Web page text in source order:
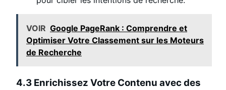
VOIR Google PageRank : Comprendre et
Optimiser Votre Classement sur les Moteurs
de Recherche
4.3 Enrichissez Votre Contenu avec des